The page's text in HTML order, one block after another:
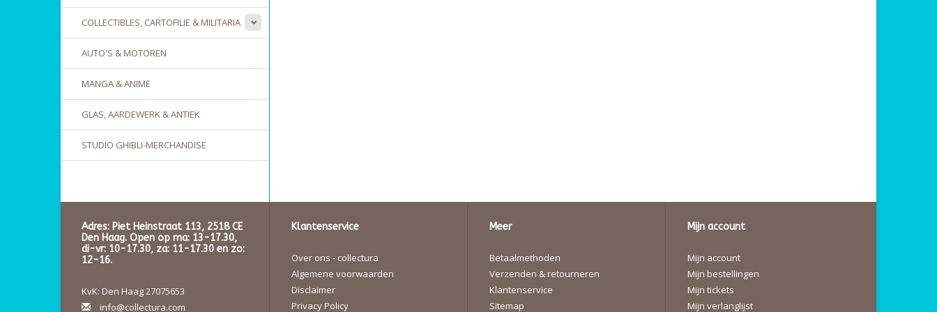
COLLECTIBLES, CARTOFILIE & MILITARIA
AUTO'S & MOTOREN
MANGA & ANIME
GLAS, AARDEWERK & ANTIEK
STUDIO GHIBLI-MERCHANDISE
Adres: Piet Heinstraat 113, 2518 CE
Den Haag. Open op ma: 13-17.30,
di-vr: 10-17.30, za: 11-17.30 en zo:
12-16.
KvK: Den Haag 27075653
info@collectura.com
Klantenservice
Over ons - collectura
Algemene voorwaarden
Disclaimer
Privacy Policy
Meer
Betaalmethoden
Verzenden & retourneren
Klantenservice
Sitemap
Mijn account
Mijn account
Mijn bestellingen
Mijn tickets
Mijn verlanglijst